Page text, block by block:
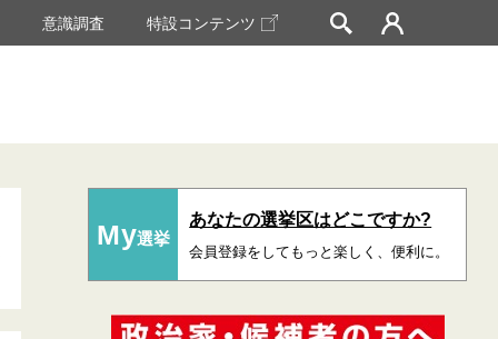
意識調査 特設コンテンツ
My選挙
あなたの選挙区はどこですか?
会員登録をしてもっと楽しく、便利に。